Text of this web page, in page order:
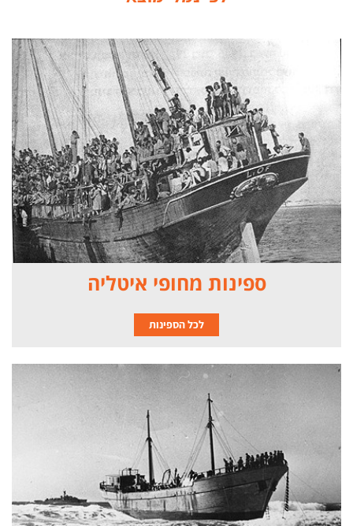
ספינות מחופי איטליה
לכל הספינות